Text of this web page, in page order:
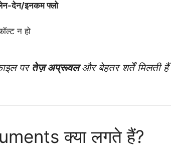
देन/इनकम फ्लो
न हो
पर तेज़ अप्रूवलऔर बेहतर शर्तें मिलती
क्या लगते हैं?